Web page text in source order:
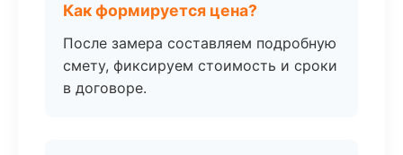
Как формируется цена?
После замера составляем подробную
смету, фиксируем стоимость и сроки
в договоре.